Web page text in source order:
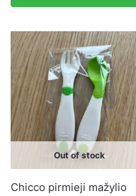
Out of stock
Chicco pirmieji mažylio